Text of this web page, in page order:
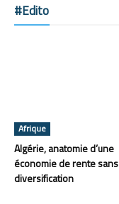
#Edito
Afrique
Algérie, anatomie d’une
économie de rente sans
diversification